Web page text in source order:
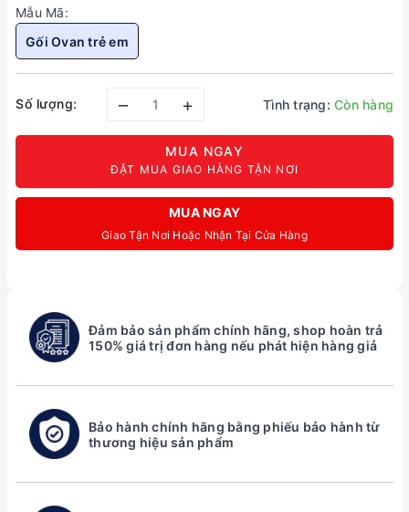
Mẫu Mã:
Gối Ovan trẻ em
Số lượng: – + Tình trạng: Còn hàng
MUA NGAY
ĐẶT MUA GIAO HÀNG TẬN NƠI
MUA NGAY
Giao Tận Nơi Hoặc Nhận Tại Cửa Hàng
Đảm bảo sản phẩm chính hãng, shop hoàn trả
150% giá trị đơn hàng nếu phát hiện hàng giả
Bảo hành chính hãng bằng phiếu bảo hành từ
thương hiệu sản phẩm